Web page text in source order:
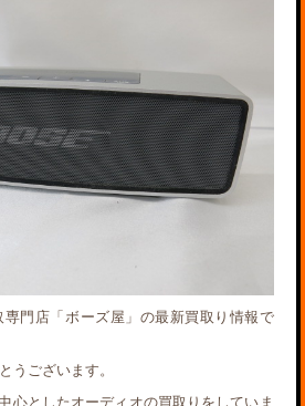
門店「ボーズ屋」の最新買取り情報で
うございます。
心としたオーディオの買取りをしていま